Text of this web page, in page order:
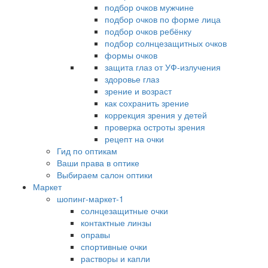
подбор очков мужчине
подбор очков по форме лица
подбор очков ребёнку
подбор солнцезащитных очков
формы очков
защита глаз от УФ-излучения
здоровье глаз
зрение и возраст
как сохранить зрение
коррекция зрения у детей
проверка остроты зрения
рецепт на очки
Гид по оптикам
Ваши права в оптике
Выбираем салон оптики
Маркет
шопинг-маркет-1
солнцезащитные очки
контактные линзы
оправы
спортивные очки
растворы и капли